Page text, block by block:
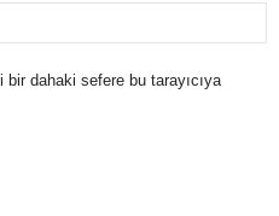
dahaki sefere bu tarayıcıya